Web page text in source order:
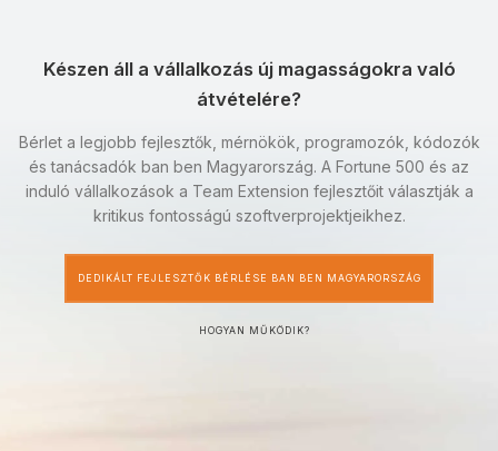
Készen áll a vállalkozás új magasságokra való
átvételére?
Bérlet a legjobb fejlesztők, mérnökök, programozók, kódozók
és tanácsadók ban ben Magyarország. A Fortune 500 és az
induló vállalkozások a Team Extension fejlesztőit választják a
kritikus fontosságú szoftverprojektjeikhez.
DEDIKÁLT FEJLESZTŐK BÉRLÉSE BAN BEN MAGYARORSZÁG
HOGYAN MŰKÖDIK?